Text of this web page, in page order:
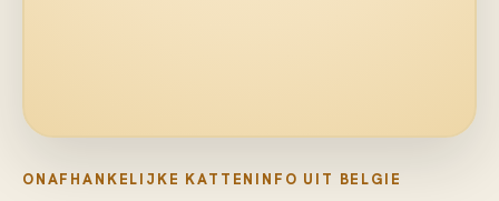
ONAFHANKELIJKE KATTENINFO UIT BELGIE